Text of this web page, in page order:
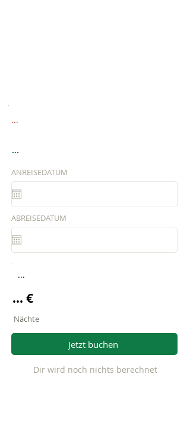
...
...
ANREISEDATUM
ABREISEDATUM
...
... €
Nächte
Jetzt buchen
Dir wird noch nichts berechnet